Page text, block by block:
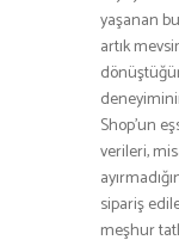
yaşanan
artık
Shop’un
verileri,
sipariş
meşhur